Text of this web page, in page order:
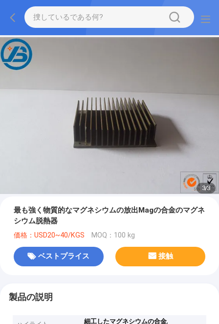
1/3
最も強く物質的なマグネシウムの放出Magの合金のマグネ
シウム脱熱器
価格：USD20~40/KGS MOQ：100 kg
ベストプライス 接触
製品の説明
細工したマグネシウムの合金,